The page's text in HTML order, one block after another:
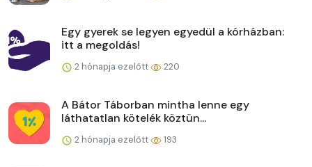
Egy gyerek se legyen egyedül a kórházban:
itt a megoldás!
2 hónapja ezelőtt 220
A Bátor Táborban mintha lenne egy
láthatatlan kötelék köztün...
2 hónapja ezelőtt 193